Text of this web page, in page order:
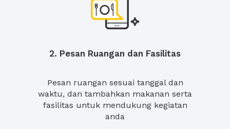
2. Pesan Ruangan dan Fasilitas
Pesan ruangan sesuai tanggal dan
waktu, dan tambahkan makanan serta
fasilitas untuk mendukung kegiatan
anda